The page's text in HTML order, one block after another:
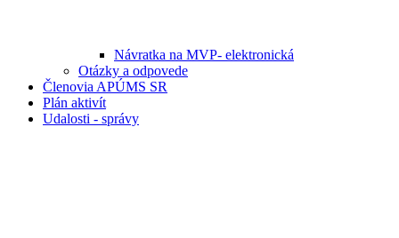
Návratka na MVP- elektronická
Otázky a odpovede
Členovia APÚMS SR
Plán aktivít
Udalosti - správy